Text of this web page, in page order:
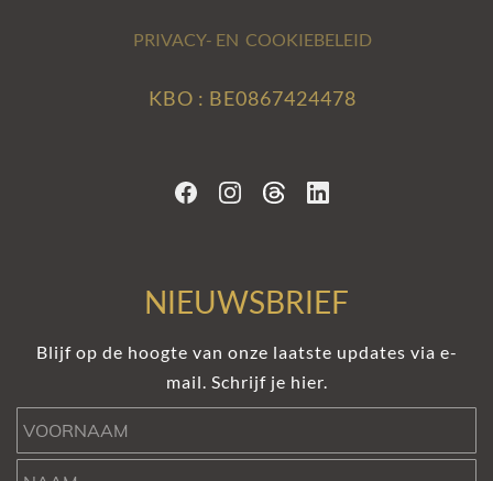
PRIVACY- EN COOKIEBELEID
KBO : BE0867424478
NIEUWSBRIEF
Blijf op de hoogte van onze laatste updates via e-
mail. Schrijf je hier.